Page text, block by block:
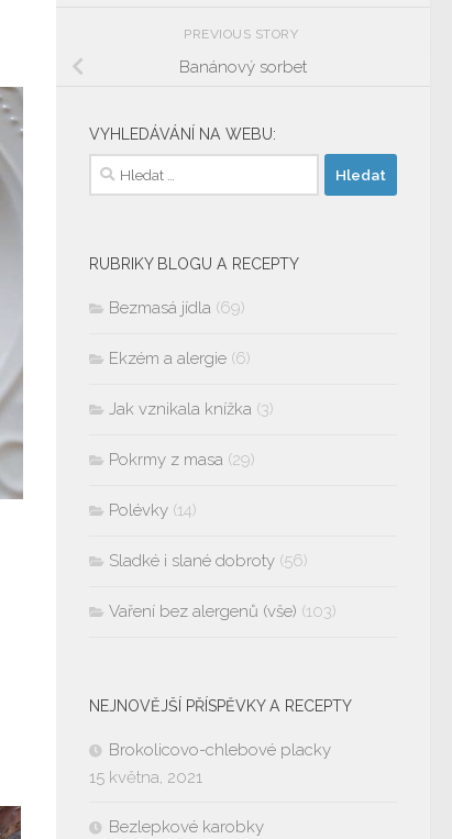
PREVIOUS STORY
Banánový sorbet
VYHLEDÁVÁNÍ NA WEBU:
Vyhledávání
RUBRIKY BLOGU A RECEPTY
Bezmasá jídla (69)
Ekzém a alergie (6)
Jak vznikala knížka (3)
Pokrmy z masa (29)
Polévky (14)
Sladké i slané dobroty (56)
Vaření bez alergenů (vše) (103)
NEJNOVĚJŠÍ PŘÍSPĚVKY A RECEPTY
Brokolicovo-chlebové placky
15 května, 2021
Bezlepkové karobky